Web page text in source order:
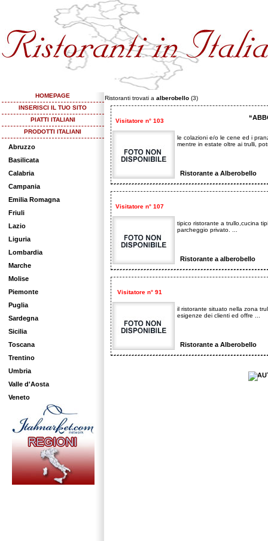
HOMEPAGE
INSERISCI IL TUO SITO
PIATTI ITALIANI
PRODOTTI ITALIANI
Abruzzo
Basilicata
Calabria
Campania
Emilia Romagna
Friuli
Lazio
Liguria
Lombardia
Marche
Molise
Piemonte
Puglia
Sardegna
Sicilia
Toscana
Trentino
Umbria
Valle d'Aosta
Veneto
Ristoranti trovati a alberobello (3)
Visitatore n° 103
le colazioni e/o le cene ed i
mentre in estate oltre ai trulli,
Ristorante a Alberobello
Visitatore n° 107
tipico ristorante a trullo,cucina
parcheggio privato. ...
Ristorante a alberobello
Visitatore n° 91
il ristorante situato nella zona
esigenze dei clienti ed offre ...
Ristorante a Alberobello